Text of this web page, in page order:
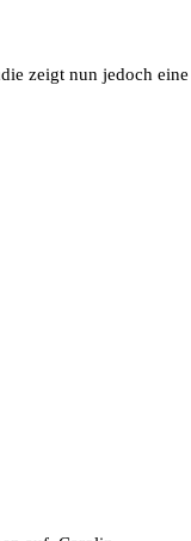
zeigt nun jedoch